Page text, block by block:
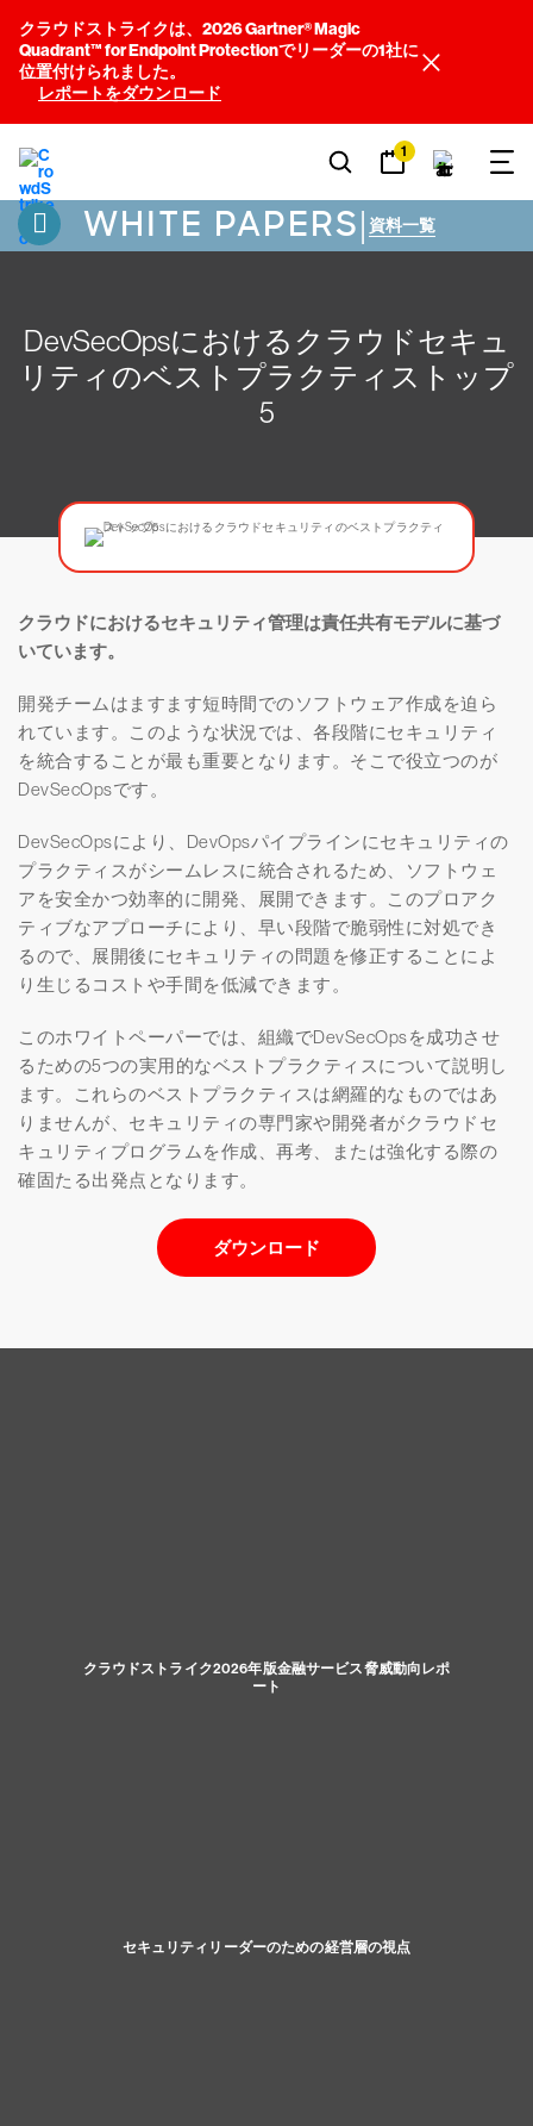
クラウドストライクは、2026 Gartner® Magic
Quadrant™ for Endpoint Protectionでリーダーの1社に
位置付けられました。
レポートをダウンロード
1
WHITE PAPERS| 資料一覧
DevSecOpsにおけるクラウドセキュ
リティのベストプラクティストップ
5
クラウドにおけるセキュリティ管理は責任共有モデルに基づ
いています。
開発チームはますます短時間でのソフトウェア作成を迫ら
れています。このような状況では、各段階にセキュリティ
を統合することが最も重要となります。そこで役立つのが
DevSecOpsです。
DevSecOpsにより、DevOpsパイプラインにセキュリティの
プラクティスがシームレスに統合されるため、ソフトウェ
アを安全かつ効率的に開発、展開できます。このプロアク
ティブなアプローチにより、早い段階で脆弱性に対処でき
るので、展開後にセキュリティの問題を修正することによ
り生じるコストや手間を低減できます。
このホワイトペーパーでは、組織でDevSecOpsを成功させ
るための5つの実用的なベストプラクティスについて説明し
ます。これらのベストプラクティスは網羅的なものではあ
りませんが、セキュリティの専門家や開発者がクラウドセ
キュリティプログラムを作成、再考、または強化する際の
確固たる出発点となります。
ダウンロード
クラウドストライク2026年版金融サービス脅威動向レポ
ート
セキュリティリーダーのための経営層の視点